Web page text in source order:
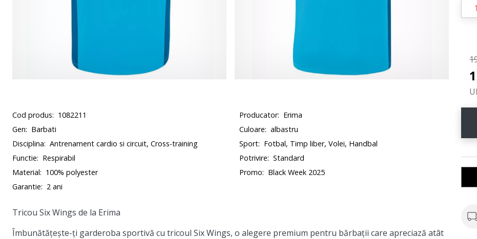
Cod produs: 1082211 Producator: Erima
Gen: Barbati Culoare: albastru
Disciplina: Antrenament cardio si circuit, Cross-training Sport: Fotbal, Timp liber, Volei, Handbal
Functie: Respirabil Potrivire: Standard
Material: 100% polyester Promo: Black Week 2025
Garantie: 2 ani
Tricou Six Wings de la Erima
Îmbunătățește-ți garderoba sportivă cu tricoul Six Wings, o alegere premium pentru bărbații care apreciază atât